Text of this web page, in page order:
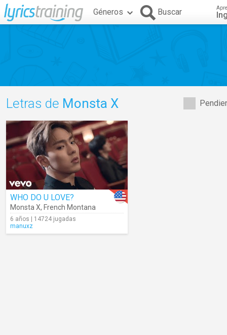
Géneros Buscar
Letras de Monsta X
WHO DO U LOVE?
Monsta X, French Montana
6 años | 14724 jugadas
manuxz